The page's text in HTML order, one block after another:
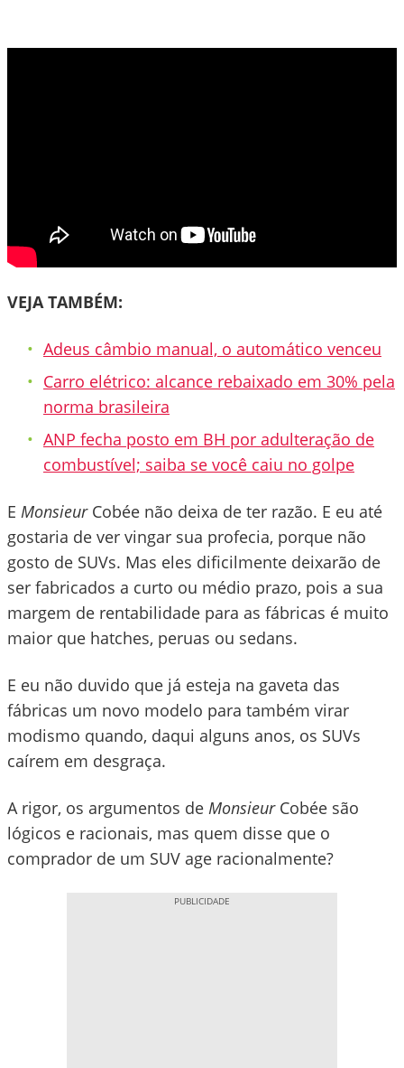
VEJA TAMBÉM:
Adeus câmbio manual, o automático venceu
Carro elétrico: alcance rebaixado em 30% pela
norma brasileira
ANP fecha posto em BH por adulteração de
combustível; saiba se você caiu no golpe
E Monsieur Cobée não deixa de ter razão. E eu até
gostaria de ver vingar sua profecia, porque não
gosto de SUVs. Mas eles dificilmente deixarão de
ser fabricados a curto ou médio prazo, pois a sua
margem de rentabilidade para as fábricas é muito
maior que hatches, peruas ou sedans.
E eu não duvido que já esteja na gaveta das
fábricas um novo modelo para também virar
modismo quando, daqui alguns anos, os SUVs
caírem em desgraça.
A rigor, os argumentos de Monsieur Cobée são
lógicos e racionais, mas quem disse que o
comprador de um SUV age racionalmente?